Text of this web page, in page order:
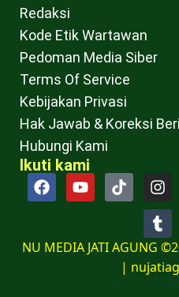
Redaksi
Kode Etik Wartawan
Pedoman Media Siber
Terms Of Service
Kebijakan Privasi
Hak Jawab & Koreksi
Hubungi Kami
Ikuti kami
NU MEDIA JATI AGUNG
|